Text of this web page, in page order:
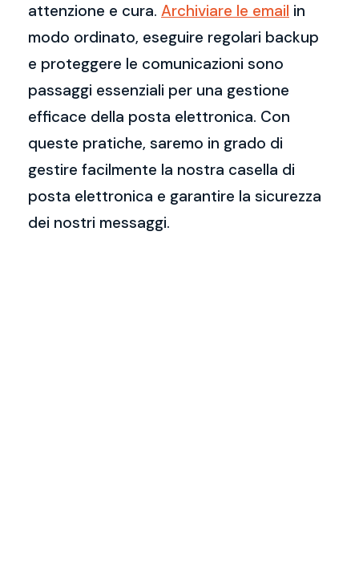
attenzione e cura. Archiviare le email in
modo ordinato, eseguire regolari backup
e proteggere le comunicazioni sono
passaggi essenziali per una gestione
efficace della posta elettronica. Con
queste pratiche, saremo in grado di
gestire facilmente la nostra casella di
posta elettronica e garantire la sicurezza
dei nostri messaggi.